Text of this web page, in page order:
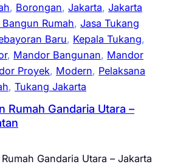
, Borongan, Jakarta, Jakarta
Bangun Rumah, Jasa Tukang
Baru, Kepala Tukang
, Mandor Bangunan, Mandor
Proyek, Modern, Pelaksana
, Tukang Jakarta
Rumah Gandaria Utara –
Gandaria Utara – Jakarta